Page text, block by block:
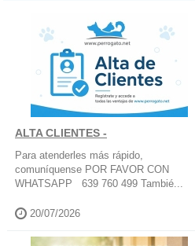
ALTA CLIENTES -
Para atenderles más rápido,
comuníquense POR FAVOR CON
WHATSAPP 639 760 499 Tambié...
20/07/2026